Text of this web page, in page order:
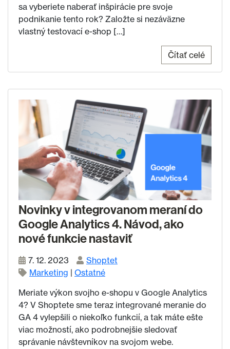
sa vyberiete naberať inšpirácie pre svoje
podnikanie tento rok? Založte si nezáväzne
vlastný testovací e-shop […]
Čítať celé
Novinky v integrovanom meraní do
Google Analytics 4. Návod, ako
nové funkcie nastaviť
7. 12. 2023
Shoptet
Marketing | Ostatné
Meriate výkon svojho e-shopu v Google Analytics
4? V Shoptete sme teraz integrované meranie do
GA 4 vylepšili o niekoľko funkcií, a tak máte ešte
viac možností, ako podrobnejšie sledovať
správanie návštevníkov na svojom webe.